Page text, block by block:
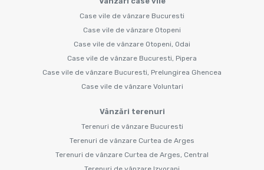
Case vile de vânzare Bucuresti
Case vile de vânzare Otopeni
Case vile de vânzare Otopeni, Odai
Case vile de vânzare Bucuresti, Pipera
Case vile de vânzare Bucuresti, Prelungirea Ghencea
Case vile de vânzare Voluntari
Vânzări terenuri
Terenuri de vânzare Bucuresti
Terenuri de vânzare Curtea de Arges
Terenuri de vânzare Curtea de Arges, Central